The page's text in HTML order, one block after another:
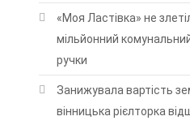
«Моя Ластівка» не
мільйонний
ручки
Занижувала вартість
вінницька рієлторка